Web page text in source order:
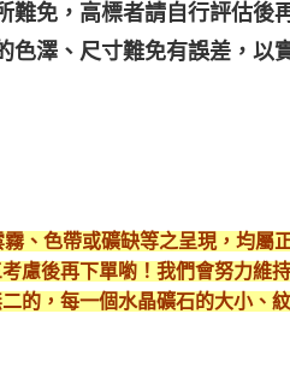
難免，高標者請自行評估後
色澤、尺寸難免有誤差，以
、色帶或礦缺等之呈現，均屬
慮後再下單喲！我們會努力維
的，每一個水晶礦石的大小、